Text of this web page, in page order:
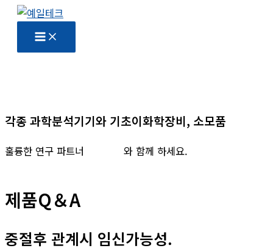
기
각종 과학분석기기와 기초이화학장비, 소모품
훌륭한 연구 파트너 와 함께 하세요.
제품Q＆A
중절후 관계시 임신가능성.